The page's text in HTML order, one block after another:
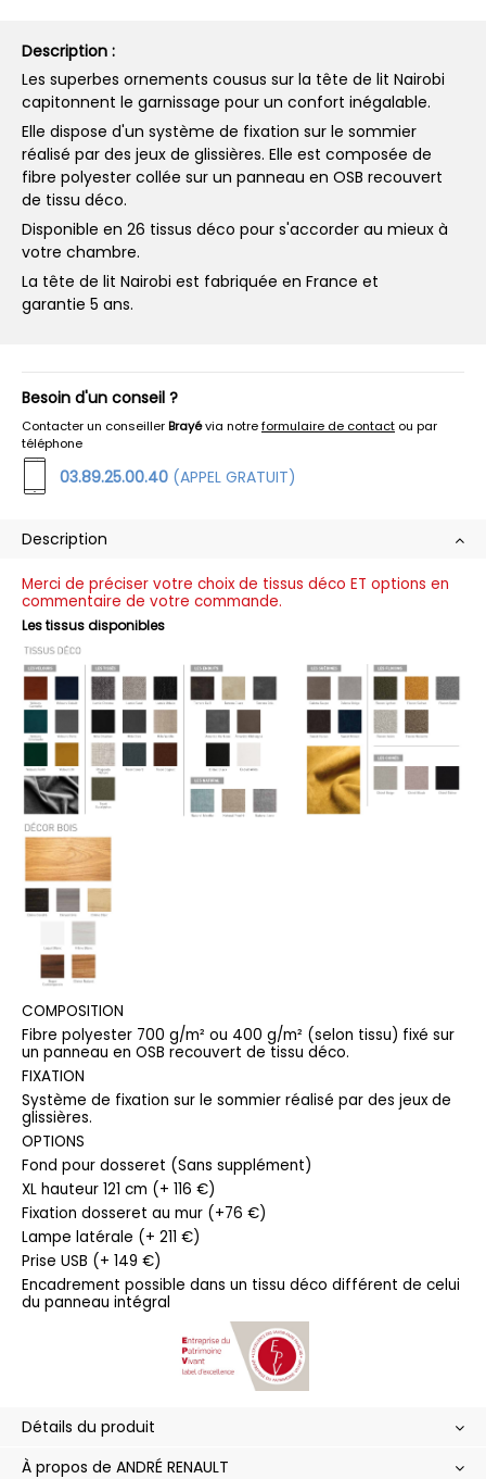
Description :
Les superbes ornements cousus sur la tête de lit Nairobi
capitonnent le garnissage pour un confort inégalable.
Elle dispose d'un système de fixation sur le sommier
réalisé par des jeux de glissières. Elle est composée de
fibre polyester collée sur un panneau en OSB recouvert
de tissu déco.
Disponible en 26 tissus déco pour s'accorder au mieux à
votre chambre.
La tête de lit Nairobi est fabriquée en France et
garantie 5 ans.
Besoin d'un conseil ?
Contacter un conseillerBrayévia notreformulaire de contact ou par
téléphone
03.89.25.00.40 (APPEL GRATUIT)
Description
Merci de préciser votre choix de tissus déco ET options en
commentaire de votre commande.
Les tissus disponibles
COMPOSITION
Fibre polyester 700 g/m² ou 400 g/m² (selon tissu) fixé sur
un panneau en OSB recouvert de tissu déco.
FIXATION
Système de fixation sur le sommier réalisé par des jeux de
glissières.
OPTIONS
Fond pour dosseret (Sans supplément)
XL hauteur 121 cm (+ 116 €)
Fixation dosseret au mur (+76 €)
Lampe latérale (+ 211 €)
Prise USB (+ 149 €)
Encadrement possible dans un tissu déco différent de celui
du panneau intégral
Détails du produit
À propos de ANDRÉ RENAULT